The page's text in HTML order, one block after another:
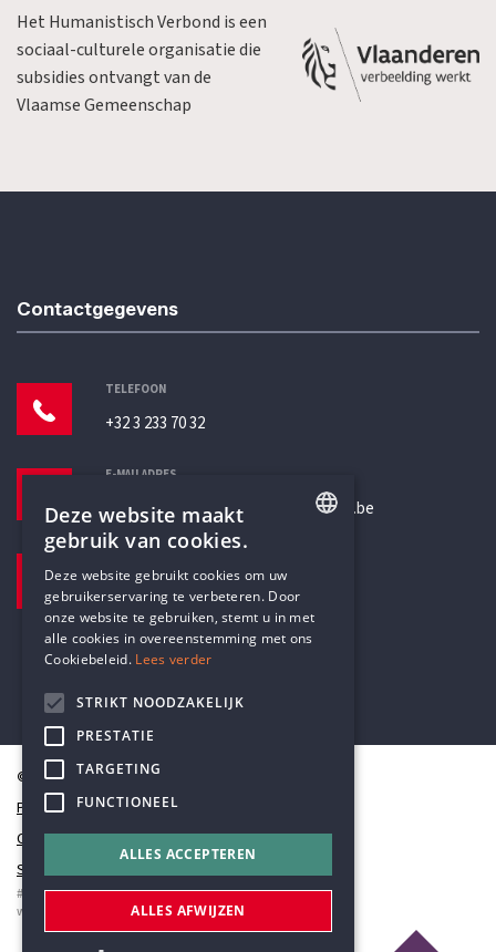
Het Humanistisch Verbond is een
sociaal-culturele organisatie die
subsidies ontvangt van de
Vlaamse Gemeenschap
Contactgegevens
TELEFOON
+32 3 233 70 32
E-MAILADRES
secretariaat@humanistischverbond.be
Pottenbrug 4
Antwerpen, 2000
© Humanistisch Verbond 2026
Privacy
Cookiestatement
Sitemap
#codedwithlove byCodelines
webapplicaties
mobiele apps&maatwerk websites
DUTCH
Deze website maakt
gebruik van cookies.
Deze website gebruikt cookies om uw
gebruikerservaring te verbeteren. Door
onze website te gebruiken, stemt u in met
alle cookies in overeenstemming met ons
Cookiebeleid. Lees verder
STRIKT NOODZAKELIJK
PRESTATIE
TARGETING
FUNCTIONEEL
ALLES ACCEPTEREN
ALLES AFWIJZEN